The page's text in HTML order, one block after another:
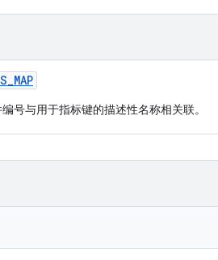
_MAP
号与用于指标键的描述性名称相关联。